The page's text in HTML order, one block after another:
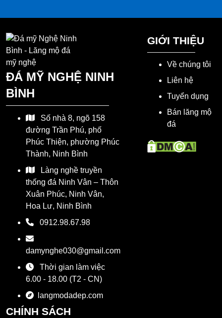
ĐÁ MỸ NGHỆ NINH
BÌNH
Số nhà 8, ngõ 158
đường Trần Phú, phố
Phúc Thiện, phường Phúc
Thành, Ninh Bình
Làng nghề truyền
thống đá Ninh Vân – Thôn
Xuân Phúc, Ninh Vân,
Hoa Lư, Ninh Bình
0912.98.67.98
damynghe030@gmail.com
Thời gian làm việc
6.00 - 18.00 (T2 - CN)
langmodadep.com
GIỚI THIỆU
Về chúng tôi
Liên hệ
Tuyển dụng
Bán lăng mộ
đá
CHÍNH SÁCH